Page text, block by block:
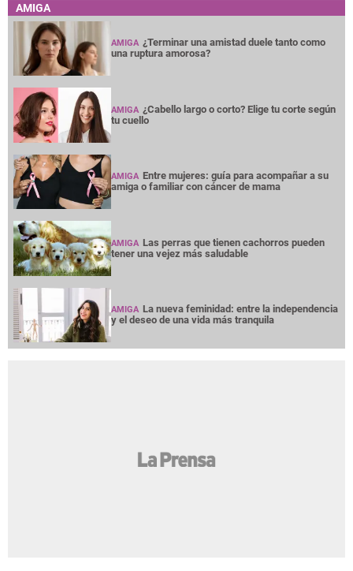
AMIGA
AMIGA ¿Terminar una amistad duele tanto como
una ruptura amorosa?
AMIGA ¿Cabello largo o corto? Elige tu corte según
tu cuello
AMIGA Entre mujeres: guía para acompañar a su
amiga o familiar con cáncer de mama
AMIGA Las perras que tienen cachorros pueden
tener una vejez más saludable
AMIGA La nueva feminidad: entre la independencia
y el deseo de una vida más tranquila